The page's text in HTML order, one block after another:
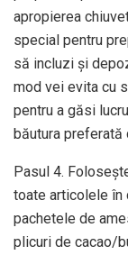
apropierea
special pentru
să incluzi şi
mod vei evita cu
pentru a găsi
băutura preferată
Pasul 4.
toate articolele în
pachetele de
plicuri de cacao/